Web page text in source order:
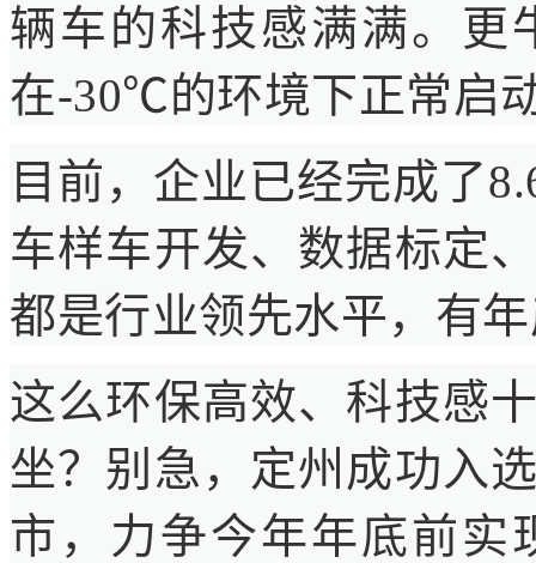
辆车的科技感满满。更
在-30℃的环境下正常启
目前，企业已经完成了
车样车开发、数据标定
都是行业领先水平，有
这么环保高效、科技感
坐？别急，定州成功入
市，力争今年年底前实